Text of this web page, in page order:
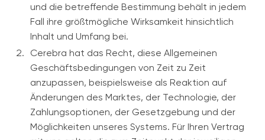
und die betreffende Bestimmung behält in jedem
Fall ihre größtmögliche Wirksamkeit hinsichtlich
Inhalt und Umfang bei.
Cerebra hat das Recht, diese Allgemeinen
Geschäftsbedingungen von Zeit zu Zeit
anzupassen, beispielsweise als Reaktion auf
Änderungen des Marktes, der Technologie, der
Zahlungsoptionen, der Gesetzgebung und der
Möglichkeiten unseres Systems. Für Ihren Vertrag